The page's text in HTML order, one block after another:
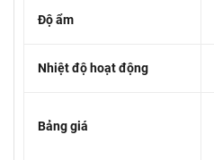
Độ ẩm
Nhiệt độ hoạt động
Bảng giá